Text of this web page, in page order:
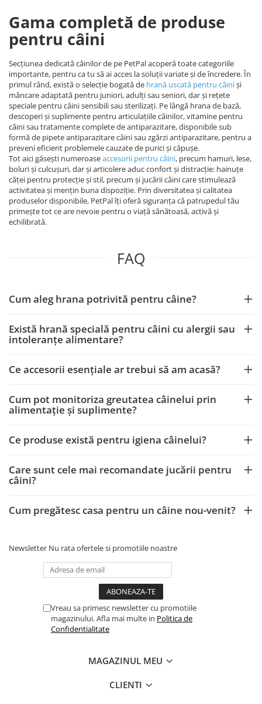
Gama completă de produse
pentru câini
Secțiunea dedicată câinilor de pe PetPal acoperă toate categoriile
importante, pentru ca tu să ai acces la soluții variate și de încredere. În
primul rând, există o selecție bogată de hrană uscată pentru câiniși
mâncare adaptată pentru juniori, adulți sau seniori, dar și rețete
speciale pentru câini sensibili sau sterilizați. Pe lângă hrana de bază,
descoperi și suplimente pentru articulațiile câinilor, vitamine pentru
câini sau tratamente complete de antiparazitare, disponibile sub
formă de pipete antiparazitare câini sau zgărzi antiparazitare, pentru a
preveni eficient problemele cauzate de purici și căpușe.
Tot aici găsești numeroaseaccesorii pentru câini, precum hamuri, lese,
boluri și culcușuri, dar și articolere aduc confort și distracție: hainuțe
căței pentru protecție și stil, precum și jucării câini care stimulează
activitatea și mențin buna dispoziție. Prin diversitatea și calitatea
produselor disponibile, PetPal îți oferă siguranța că patrupedul tău
primește tot ce are nevoie pentru o viață sănătoasă, activă și
echilibrată.
FAQ
Cum aleg hrana potrivită pentru câine?
Există hrană specială pentru câini cu alergii sau
intoleranțe alimentare?
Ce accesorii esențiale ar trebui să am acasă?
Cum pot monitoriza greutatea câinelui prin
alimentație și suplimente?
Ce produse există pentru igiena câinelui?
Care sunt cele mai recomandate jucării pentru
câini?
Cum pregătesc casa pentru un câine nou-venit?
Newsletter Nu rata ofertele si promotiile noastre
Vreau sa primesc newsletter cu promotiile
magazinului. Afla mai multe in Politica de
Confidentialitate
MAGAZINUL MEU
CLIENTI